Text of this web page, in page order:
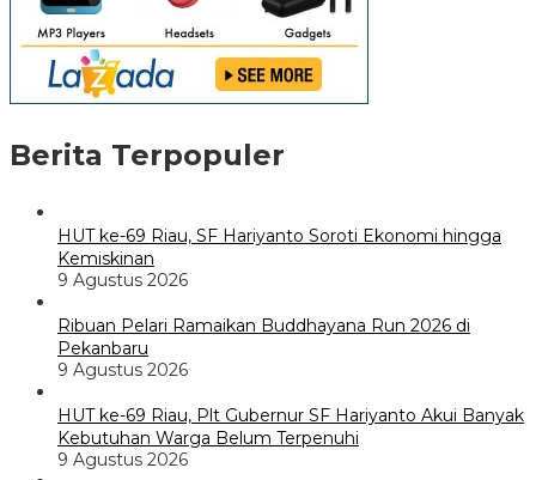
Berita Terpopuler
HUT ke-69 Riau, SF Hariyanto Soroti Ekonomi hingga
Kemiskinan
9 Agustus 2026
Ribuan Pelari Ramaikan Buddhayana Run 2026 di
Pekanbaru
9 Agustus 2026
HUT ke-69 Riau, Plt Gubernur SF Hariyanto Akui Banyak
Kebutuhan Warga Belum Terpenuhi
9 Agustus 2026